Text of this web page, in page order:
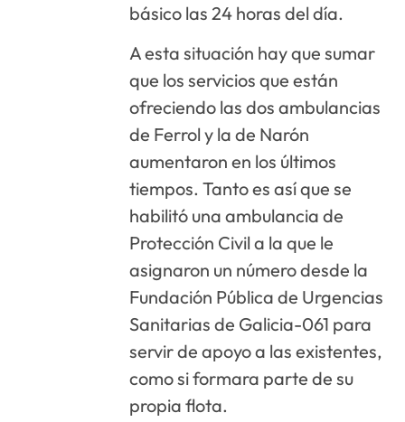
básico las 24 horas del día.
A esta situación hay que sumar
que los servicios que están
ofreciendo las dos ambulancias
de Ferrol y la de Narón
aumentaron en los últimos
tiempos. Tanto es así que se
habilitó una ambulancia de
Protección Civil a la que le
asignaron un número desde la
Fundación Pública de Urgencias
Sanitarias de Galicia-061 para
servir de apoyo a las existentes,
como si formara parte de su
propia flota.